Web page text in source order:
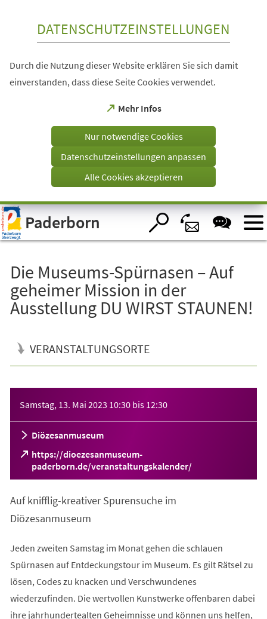
Visuelle
Assistenzsoftware
öffnen.
DATENSCHUTZEINSTELLUNGEN
Durch die Nutzung dieser Website erklären Sie sich damit
einverstanden, dass diese Seite Cookies verwendet.
Mehr Infos
(Öffnet
einem
Tab)
Nur notwendige Cookies
Datenschutzeinstellungen anpassen
Alle Cookies akzeptieren
Paderborn
Die Museums-Spürnasen – Auf
geheimer Mission in der
Ausstellung DU WIRST STAUNEN!
VERANSTALTUNGSORTE
Samstag, 13. Mai 2023 10:30 bis 12:30
Diözesanmuseum
https://dioezesanmuseum-
paderborn.de/veranstaltungskalender/
(Öffnet
in
neuen
Tab)
Auf knifflig-kreativer Spurensuche im
Diözesanmuseum
Jeden zweiten Samstag im Monat gehen die schlauen
Spürnasen auf Entdeckungstour im Museum. Es gilt Rätsel zu
lösen, Codes zu knacken und Verschwundenes
wiederzufinden. Die wertvollen Kunstwerke offenbaren dabei
ihre jahrhundertealten Geheimnisse und können uns helfen,